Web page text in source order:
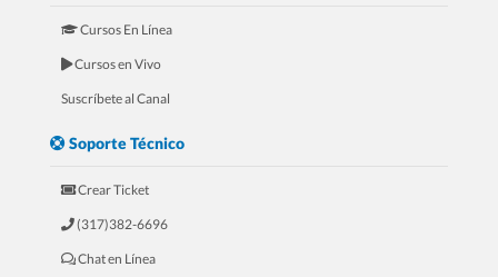
Cursos En Línea
Cursos en Vivo
Suscríbete al Canal
Soporte Técnico
Crear Ticket
(317)382-6696
Chat en Línea